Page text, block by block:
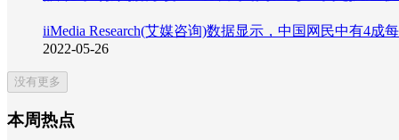
iiMedia Research(艾媒咨询)数据显示，中国网民中有4
2022-05-26
没有更多
本周热点